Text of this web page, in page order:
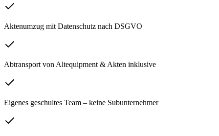
Aktenumzug mit Datenschutz nach DSGVO
Abtransport von Altequipment & Akten inklusive
Eigenes geschultes Team – keine Subunternehmer